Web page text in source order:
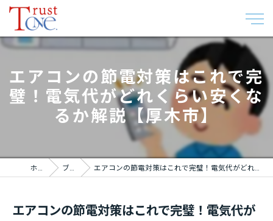
エアコンの節電対策はこれで完
璧！電気代がどれくらい安くな
るか解説【厚木市】
ホーム ブログ エアコンの節電対策はこれで完璧！電気代がどれくらい安くなるか解説【厚木市】
エアコンの節電対策はこれで完璧！電気代が